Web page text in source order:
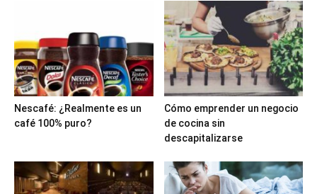
Nescafé: ¿Realmente es un
café 100% puro?
Cómo emprender un negocio
de cocina sin
descapitalizarse